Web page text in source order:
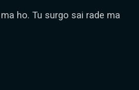
ho. Tu surgo sai rade ma